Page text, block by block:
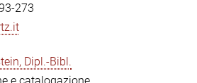
273
Dipl.-Bibl.